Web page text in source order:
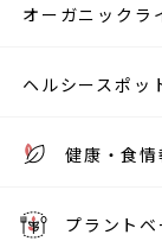
オーガニックラ
ヘルシースポッ
健康・食
プラント